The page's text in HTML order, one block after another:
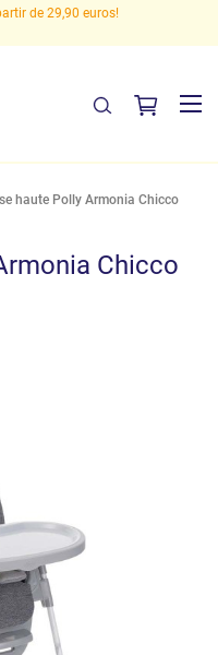
de 29,90 euros!
haute Polly Armonia Chicco
Chicco